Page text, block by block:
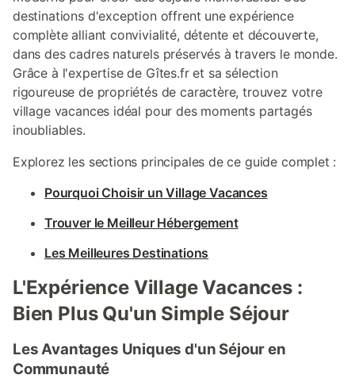
nappes et torchons) n’est pas fourni. Le
ménage est à exécuter, par vos soins, à
la fin du séjour. Une option ménage de fin
de séjour est proposée pour un montant
de 60 € (à préciser au moins 48h avant
l’arrivée). Une option location de linge de
lit et serviettes est proposée sur devis (à
préciser au moins 48h avant l’arrivée).
Possibilité de les louer pour le séjour, tarif
[hidden]. Prestations optionnelles à régler
sur place et à réserver avant votre
arrivée : . Linge 2 personnes : 45.0 € Par
séjour . Linge 3 personnes : 65.0 € Par
séjour . Lin
destinations d'exception offrent une expérience
complète alliant convivialité, détente et découverte,
dans des cadres naturels préservés à travers le monde.
Grâce à l'expertise de Gîtes.fr et sa sélection
rigoureuse de propriétés de caractère, trouvez votre
village vacances idéal pour des moments partagés
inoubliables.
Explorez les sections principales de ce guide complet :
Pourquoi Choisir un Village Vacances
Trouver le Meilleur Hébergement
Les Meilleures Destinations
L'Expérience Village Vacances :
Bien Plus Qu'un Simple Séjour
Les Avantages Uniques d'un Séjour en
Communauté